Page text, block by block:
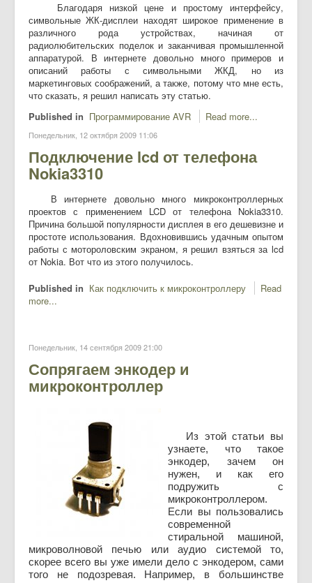
Благодаря низкой цене и простому интерфейсу,
символьные ЖК-дисплеи находят широкое применение в
различного рода устройствах, начиная от
радиолюбительских поделок и заканчивая промышленной
аппаратурой. В интернете довольно много примеров и
описаний работы с символьными ЖКД, но из
маркетинговых соображений, а также, потому что мне есть,
что сказать, я решил написать эту статью.
Published in Программирование AVR Read more...
Понедельник, 12 октября 2009 11:06
Подключение lcd от телефона
Nokia3310
В интернете довольно много микроконтроллерных
проектов с применением LCD от телефона Nokia3310.
Причина большой популярности дисплея в его дешевизне и
простоте использования. Вдохновившись удачным опытом
работы с мотороловским экраном, я решил взяться за lcd
от Nokia. Вот что из этого получилось.
Published in Как подключить к микроконтроллеру
Read
more...
Понедельник, 14 сентября 2009 21:00
Сопрягаем энкодер и
микроконтроллер
Из этой статьи вы
узнаете, что такое
энкодер, зачем он
нужен, и как его
подружить с
микроконтроллером.
Если вы пользовались
современной
стиральной машиной,
микроволновой печью или аудио системой то,
скорее всего вы уже имели дело с энкодером, сами
того не подозревая. Например, в большинстве